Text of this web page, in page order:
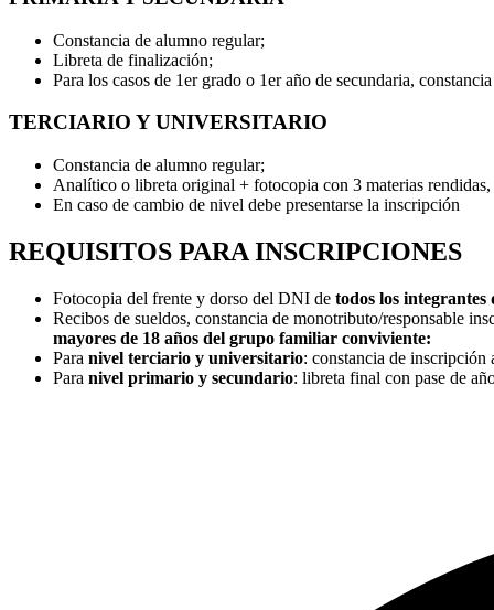
Constancia de alumno regular;
Libreta de finalización;
Para los casos de 1er grado o 1er año de secundaria,
TERCIARIO Y UNIVERSITARIO
Constancia de alumno regular;
Analítico o libreta original + fotocopia con 3 materias rendidas,
En caso de cambio de nivel debe presentarse la inscripción
REQUISITOS PARA INSCRIPCIONES
Fotocopia del frente y dorso del DNI de todos los
Recibos de sueldos, constancia de monotributo/responsable
mayores de 18 años del grupo familiar conviviente:
Para nivel terciario y universitario: constancia de inscripción
Para nivel primario y secundario: libreta final con pase de